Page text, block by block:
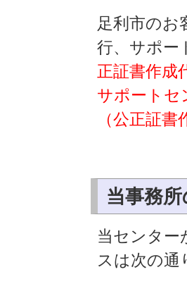
足利市のお
行、サポー
正証書作成
サポートセ
（公正証
当事務
当センター
スは次の通